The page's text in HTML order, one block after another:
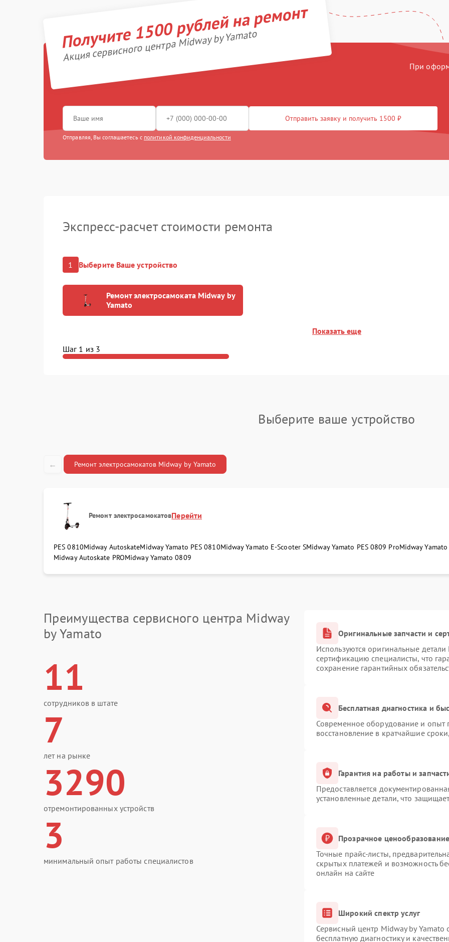
100 мин 1 год
Замена резины
30 мин
Гидроизоляция 30 мин 2 года
Замена подсветки 100 мин 2 года
Получите 1500 рублей на ремонт
Акция сервисного центра Midway by Yamato
При
Отправить заявку и получить 1500 ₽
Отправляя, Вы соглашаетесь с политикой конфиденциальности
Экспресс-расчет стоимости ремонта
1 Выберите Ваше устройство
Ремонт электросамоката Midway by
Yamato
Показать еще
Шаг 1 из 3
Выберите ваше устройство
← Ремонт электросамокатов Midway by Yamato
Ремонт электросамокатовПерейти
PES 0810Midway AutoskateMidway Yamato PES 0810Midway Yamato E-Scooter SMidway Yamato PES 0809 ProMidway
Midway Autoskate PROMidway Yamato 0809
Преимущества сервисного центра Midway
by Yamato
11
сотрудников в штате
7
лет на рынке
3290
отремонтированных устройств
3
минимальный опыт работы специалистов
Оригинальные запчасти и
Используются оригинальные
сертификацию специалисты, что
сохранение гарантийных
Бесплатная диагностика и
Современное оборудование и опыт
восстановление в кратчайшие
Гарантия на работы и
Предоставляется
установленные детали, что
Прозрачное
Точные прайс-листы,
скрытых платежей и возможность
онлайн на сайте
Широкий спектр услуг
Сервисный центр Midway by Yamato
бесплатную диагностику и